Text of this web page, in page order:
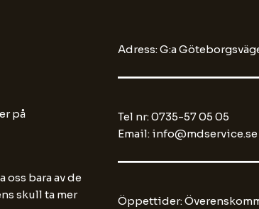
på
oss bara av de
skull ta mer
Adress: G:a
Tel nr: 0735-57 05 05
Email: info@mdservice.se
Öppettider: